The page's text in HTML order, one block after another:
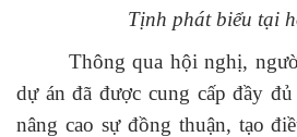
Tịnh phát biểu tại
Thông qua hội nghị,
dự án đã được cung cấp đầy
nâng cao sự đồng thuận, tạo